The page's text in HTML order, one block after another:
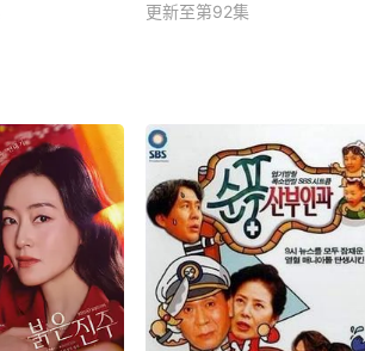
更新至第92集